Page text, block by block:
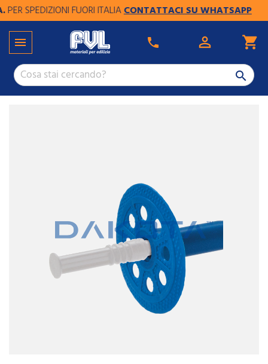
SPEDIZIONI FUORI ITALIACONTATTACI SU WHATSAPP


phone  shopping_cart